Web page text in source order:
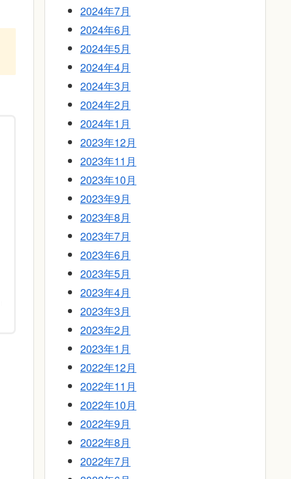
2024年7月
2024年6月
2024年5月
2024年4月
2024年3月
2024年2月
2024年1月
2023年12月
2023年11月
2023年10月
2023年9月
2023年8月
2023年7月
2023年6月
2023年5月
2023年4月
2023年3月
2023年2月
2023年1月
2022年12月
2022年11月
2022年10月
2022年9月
2022年8月
2022年7月